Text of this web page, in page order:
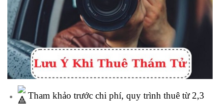
Tham khảo trước chi phí, quy trình thuê từ 2,3